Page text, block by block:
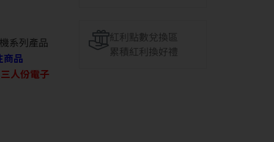
系列產品
商品
人份電子
紅利點數兌換區
累積紅利換好禮